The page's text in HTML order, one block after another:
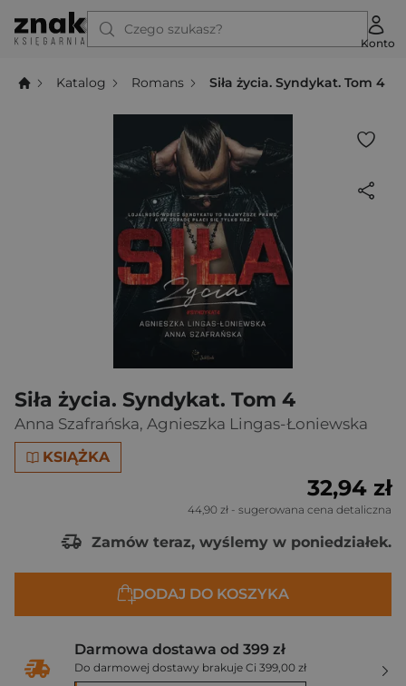
Czego szukasz?
Konto
Katalog Romans Siła życia. Syndykat. Tom 4
Siła życia. Syndykat. Tom 4
Anna Szafrańska, Agnieszka Lingas-Łoniewska
KSIĄŻKA
32,94 zł
44,90 zł - sugerowana cena detaliczna
Zamów teraz, wyślemy w poniedziałek.
DODAJ DO KOSZYKA
Darmowa dostawa od 399 zł
Do darmowej dostawy brakuje Ci 399,00 zł